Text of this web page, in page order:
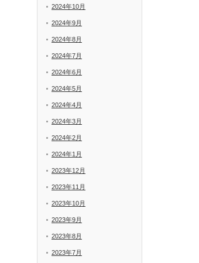
2024年10月
2024年9月
2024年8月
2024年7月
2024年6月
2024年5月
2024年4月
2024年3月
2024年2月
2024年1月
2023年12月
2023年11月
2023年10月
2023年9月
2023年8月
2023年7月